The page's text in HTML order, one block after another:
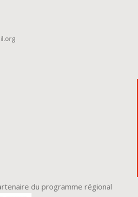
du programme régional